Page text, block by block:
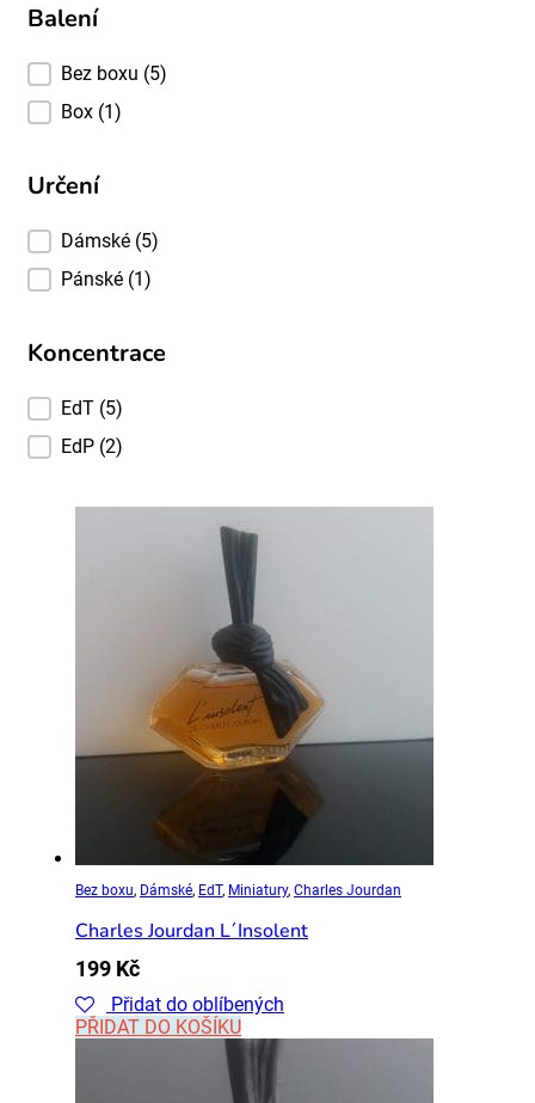
Balení
BaleníBez boxu (5)
Box (1)
Určení
UrčeníDámské (5)
Pánské (1)
Koncentrace
Koncentrace
EdT (5)
EdP (2)
Bez boxu, Dámské, EdT, Miniatury, Charles Jourdan
Charles Jourdan L´Insolent
199 Kč
Přidat do oblíbených
PŘIDAT DO KOŠÍKU